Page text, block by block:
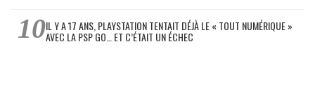
IL Y A 17 ANS, PLAYSTATION TENTAIT DÉJÀ LE « TOUT NUMÉRIQUE »
AVEC LA PSP GO… ET C’ÉTAIT UN ÉCHEC